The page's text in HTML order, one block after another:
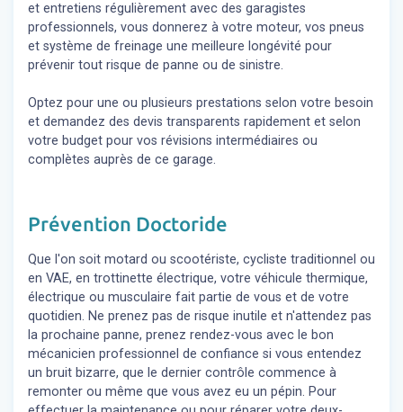
et entretiens régulièrement avec des garagistes
professionnels, vous donnerez à votre moteur, vos pneus
et système de freinage une meilleure longévité pour
prévenir tout risque de panne ou de sinistre.
Optez pour une ou plusieurs prestations selon votre besoin
et demandez des devis transparents rapidement et selon
votre budget pour vos révisions intermédiaires ou
complètes auprès de ce garage.
Prévention Doctoride
Que l'on soit motard ou scootériste, cycliste traditionnel ou
en VAE, en trottinette électrique, votre véhicule thermique,
électrique ou musculaire fait partie de vous et de votre
quotidien. Ne prenez pas de risque inutile et n'attendez pas
la prochaine panne, prenez rendez-vous avec le bon
mécanicien professionnel de confiance si vous entendez
un bruit bizarre, que le dernier contrôle commence à
remonter ou même que vous avez eu un pépin. Pour